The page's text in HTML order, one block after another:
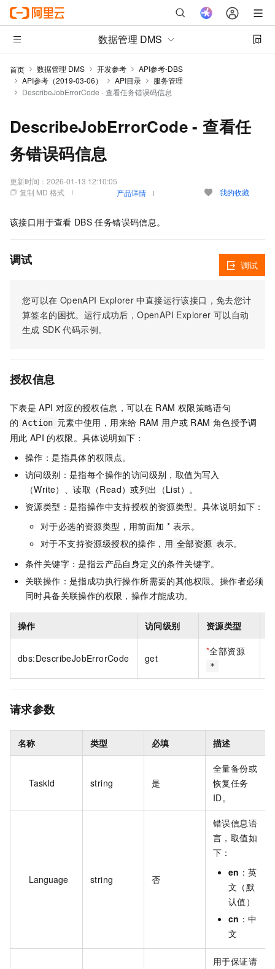
数据管理 DMS
首页 数据管理 DMS 开发参考
API参考-DBS
API参考（2019-03-06）
API目录
服务管理
DescribeJobErrorCode - 查看任务错误码信息
DescribeJobErrorCode - 查看任
务错误码信息
更新时间： 2026-01-13 12:10:05
复制 MD 格式
产品详情 我的收藏
该接口用于查看 DBS 任务错误码信息。
调试
您可以在 OpenAPI Explorer 中直接运行该接口，免去您计
算签名的困扰。运行成功后，OpenAPI Explorer 可以自动
生成 SDK 代码示例。
调试
授权信息
下表是 API 对应的授权信息，可以在 RAM 权限策略语句
的 Action 元素中使用，用来给 RAM 用户或 RAM 角色授予调
用此 API 的权限。具体说明如下：
操作：是指具体的权限点。
访问级别：是指每个操作的访问级别，取值为写入
（Write）、读取（Read）或列出（List）。
资源类型：是指操作中支持授权的资源类型。具体说明如下：
对于必选的资源类型，用前面加 * 表示。
对于不支持资源级授权的操作，用 全部资源 表示。
条件关键字：是指云产品自身定义的条件关键字。
关联操作：是指成功执行操作所需要的其他权限。操作者必须
同时具备关联操作的权限，操作才能成功。
操作 访问级别 资源类型
dbs:DescribeJobErrorCode get
*全部资源
*
请求参数
名称 类型 必填 描述
TaskId string 是
全量备份或
恢复任务
ID。
Language string 否
错误信息语
言，取值如
下：
en ：英
文（默
认值）
cn ：中
文
用于保证请